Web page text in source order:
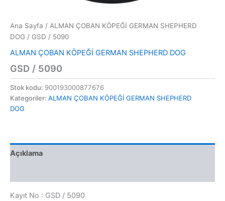
Ana Sayfa / ALMAN ÇOBAN KÖPEĞİ GERMAN SHEPHERD
DOG / GSD / 5090
ALMAN ÇOBAN KÖPEĞİ GERMAN SHEPHERD DOG
GSD / 5090
Stok kodu: 900193000877676
Kategoriler: ALMAN ÇOBAN KÖPEĞİ GERMAN SHEPHERD
DOG
Açıklama
Kayıt No : GSD / 5090